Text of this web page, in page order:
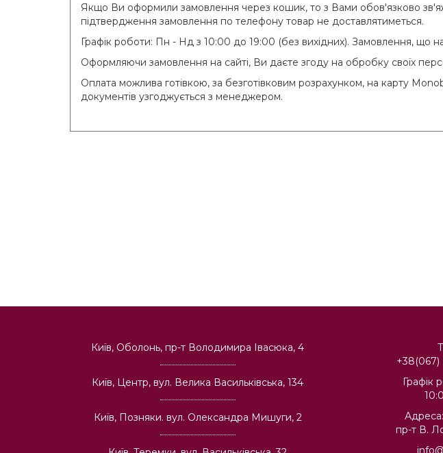
Якщо Ви оформили замовлення через кошик, то з Вами обов'язково
підтвердження замовлення по телефону товар не доставлятиметься.
Графік роботи: Пн - Нд з 10:00 до 19:00 (без вихідних). Замовлення, що
Оформляючи замовлення на сайті, Ви даєте згоду на обробку своїх
Оплата можлива готівкою, за безготівковим розрахунком, на карту
документів узгоджується з менеджером.
Київ, Оболонь, пр-т Володимира Івасюка, 4
Київ, Центр, вул. Велика Васильківська, 134
Київ, Позняки. вул. Олександра Мишуги, 2
+38(067)
Графік
пр-т В.